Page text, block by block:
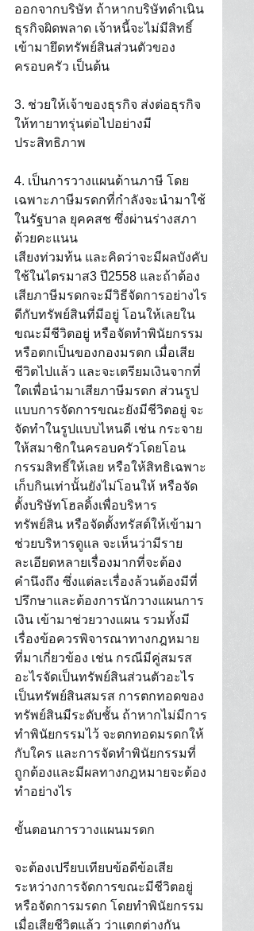
ออกจากบริษัท ถ้าหากบริษัทดำเนิน
ธุรกิจผิดพลาด เจ้าหนี้จะไม่มีสิทธิ์
เข้ามายึดทรัพย์สินส่วนตัวของ
ครอบครัว เป็นต้น
3. ช่วยให้เจ้าของธุรกิจ ส่งต่อธุรกิจ
ให้ทายาทรุ่นต่อไปอย่างมี
ประสิทธิภาพ
4. เป็นการวางแผนด้านภาษี โดย
เฉพาะภาษีมรดกที่กำลังจะนำมาใช้
ในรัฐบาล ยุคคสช ซึ่งผ่านร่างสภา
ด้วยคะแนน
เสียงท่วมท้น และคิดว่าจะมีผลบังคับ
ใช้ในไตรมาส3 ปี2558 และถ้าต้อง
เสียภาษีมรดกจะมีวิธีจัดการอย่างไร
ดีกับทรัพย์สินที่มีอยู่ โอนให้เลยใน
ขณะมีชีวิตอยู่ หรือจัดทำพินัยกรรม
หรือตกเป็นของกองมรดก เมื่อเสีย
ชีวิตไปแล้ว และจะเตรียมเงินจากที่
ใดเพื่อนำมาเสียภาษีมรดก ส่วนรูป
แบบการจัดการขณะยังมีชีวิตอยู่ จะ
จัดทำในรูปแบบไหนดี เช่น กระจาย
ให้สมาชิกในครอบครัวโดยโอน
กรรมสิทธิ์ให้เลย หรือให้สิทธิเฉพาะ
เก็บกินเท่านั้นยังไม่โอนให้ หรือจัด
ตั้งบริษัทโฮลดิ้งเพื่อบริหาร
ทรัพย์สิน หรือจัดตั้งทรัสต์ให้เข้ามา
ช่วยบริหารดูแล จะเห็นว่ามีราย
ละเอียดหลายเรื่องมากที่จะต้อง
คำนึงถึง ซึ่งแต่ละเรื่องล้วนต้องมีที่
ปรึกษาและต้องการนักวางแผนการ
เงิน เข้ามาช่วยวางแผน รวมทั้งมี
เรื่องข้อควรพิจารณาทางกฎหมาย
ที่มาเกี่ยวข้อง เช่น กรณีมีคู่สมรส
อะไรจัดเป็นทรัพย์สินส่วนตัวอะไร
เป็นทรัพย์สินสมรส การตกทอดของ
ทรัพย์สินมีระดับชั้น ถ้าหากไม่มีการ
ทำพินัยกรรมไว้ จะตกทอดมรดกให้
กับใคร และการจัดทำพินัยกรรมที่
ถูกต้องและมีผลทางกฎหมายจะต้อง
ทำอย่างไร
ขั้นตอนการวางแผนมรดก
จะต้องเปรียบเทียบข้อดีข้อเสีย
ระหว่างการจัดการขณะมีชีวิตอยู่
หรือจัดการมรดก โดยทำพินัยกรรม
เมื่อเสียชีวิตแล้ว ว่าแตกต่างกัน